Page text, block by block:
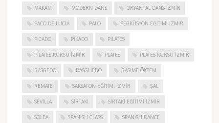
MAKAM MODERN DANS ORYANTAL DANS İZMIR
PACO DE LUCIA PALO PERKÜSYON EĞITIMI İZMIR
PICADO PIKADO PILATES
PILATES KURSU İZMIR PLATES PLATES KURSU İZMIR
RASGEDO RASGUEDO RASIME ÖKTEM
REMATE SAKSAFON EĞITIMI İZMIR ŞAL
SEVILLA SIRTAKI SIRTAKI EĞITIMI İZMIR
SOLEA SPANISH CLASS SPANISH DANCE